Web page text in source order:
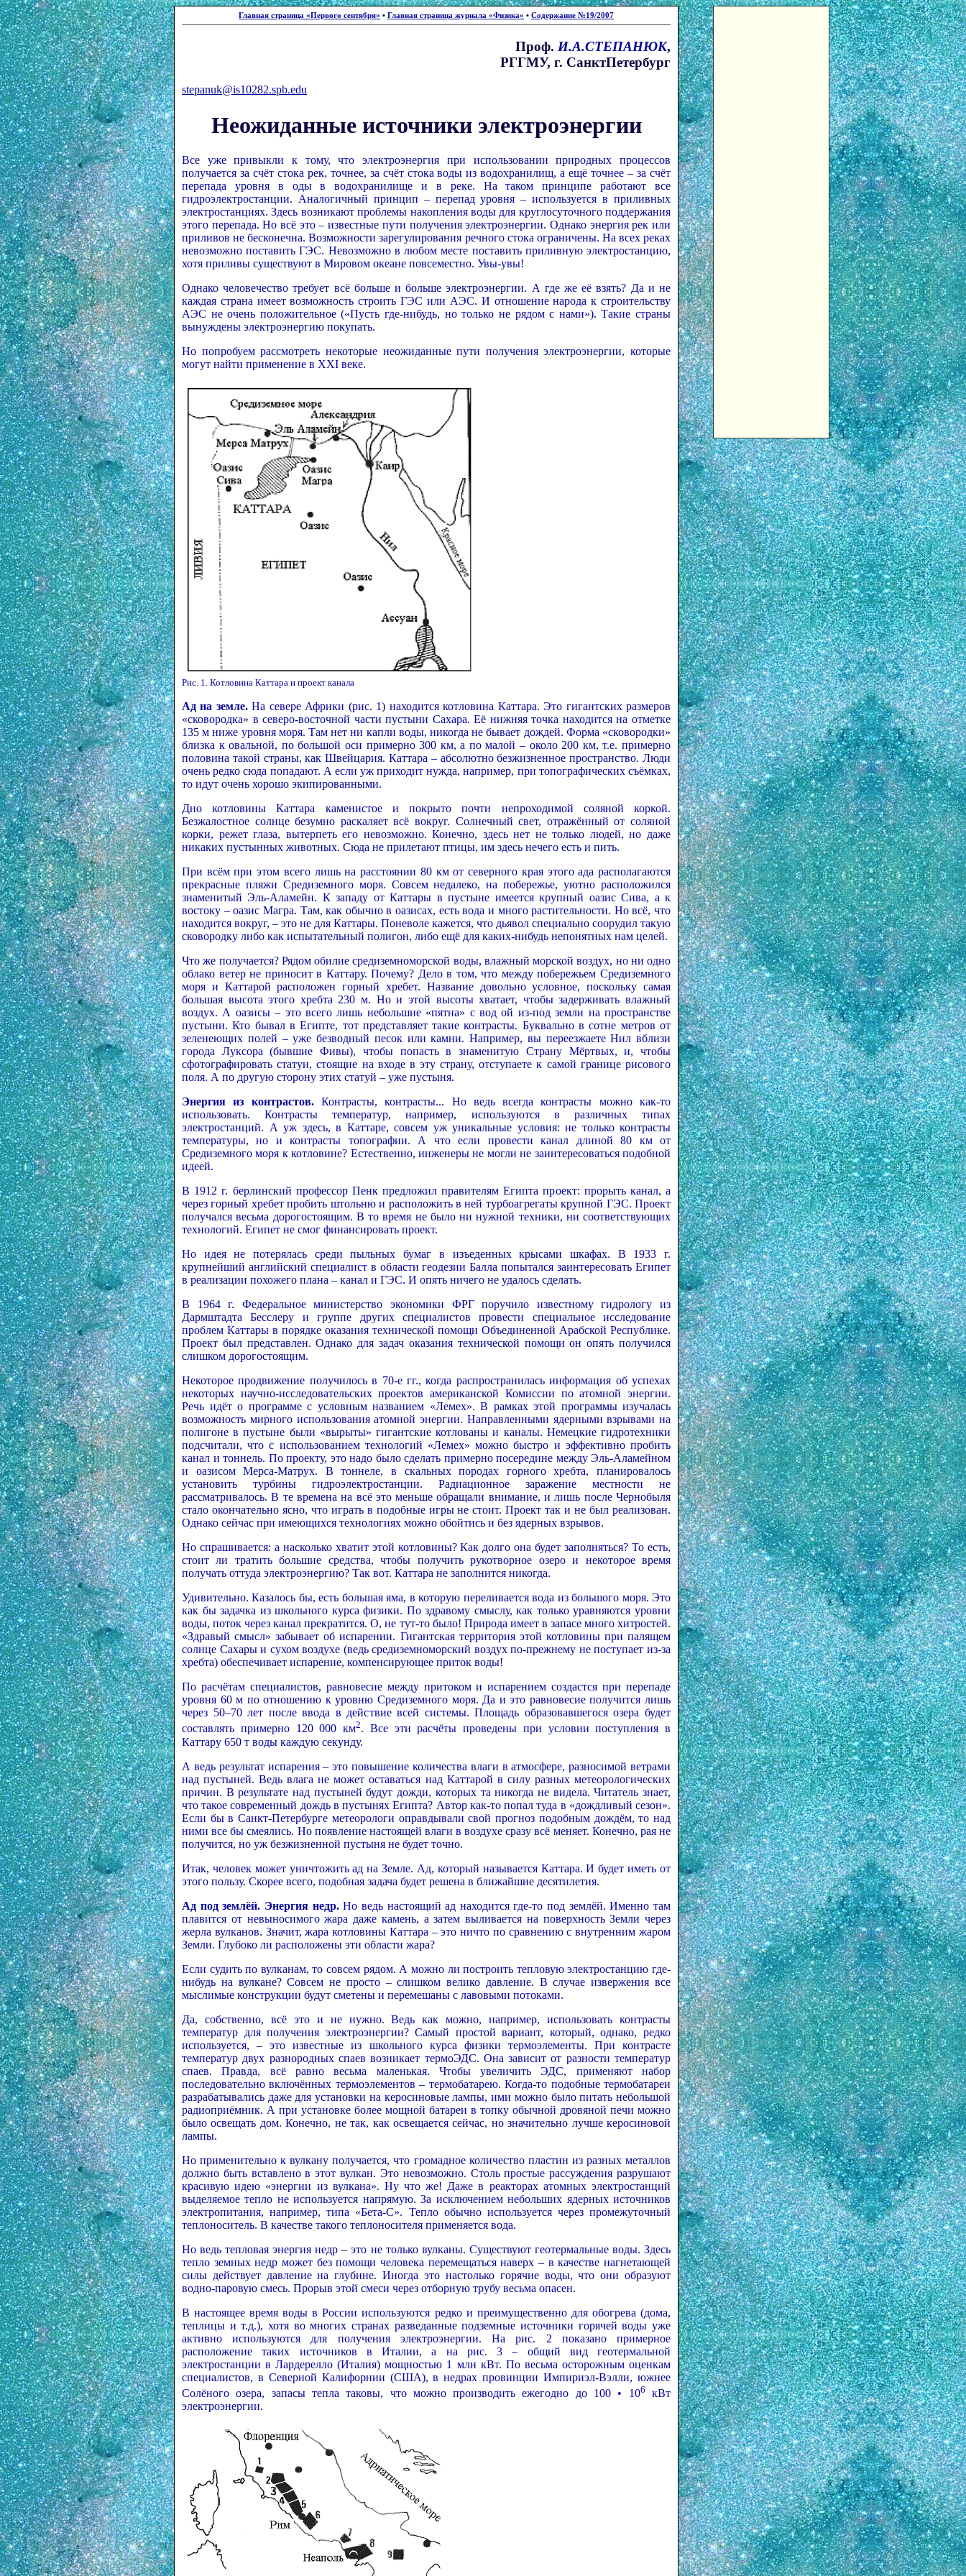
Главная страница «Первого сентября» • Главная страница журнала «Физика» • Содержание №19/2007
Проф. И.А.СТЕПАНЮК,
РГГМУ, г. СанктПетербург
stepanuk@is10282.spb.edu
Неожиданные источники электроэнергии
Все уже привыкли к тому, что электроэнергия при использовании природных процессов
получается за счёт стока рек, точнее, за счёт стока воды из водохранилищ, а ещё точнее – за счёт
перепада уровня в оды в водохранилище и в реке. На таком принципе работают все
гидроэлектростанции. Аналогичный принцип – перепад уровня – используется в приливных
электростанциях. Здесь возникают проблемы накопления воды для круглосуточного поддержания
этого перепада. Но всё это – известные пути получения электроэнергии. Однако энергия рек или
приливов не бесконечна. Возможности зарегулирования речного стока ограничены. На всех реках
невозможно поставить ГЭС. Невозможно в любом месте поставить приливную электростанцию,
хотя приливы существуют в Мировом океане повсеместно. Увы-увы!
Однако человечество требует всё больше и больше электроэнергии. А где же её взять? Да и не
каждая страна имеет возможность строить ГЭС или АЭС. И отношение народа к строительству
АЭС не очень положительное («Пусть где-нибудь, но только не рядом с нами»). Такие страны
вынуждены электроэнергию покупать.
Но попробуем рассмотреть некоторые неожиданные пути получения электроэнергии, которые
могут найти применение в XXI веке.
Рис. 1. Котловина Каттара и проект канала
Ад на земле.На севере Африки (рис. 1) находится котловина Каттара. Это гигантских размеров
«сковородка» в северо-восточной части пустыни Сахара. Её нижняя точка находится на отметке
135 м ниже уровня моря. Там нет ни капли воды, никогда не бывает дождей. Форма «сковородки»
близка к овальной, по большой оси примерно 300 км, а по малой – около 200 км, т.е. примерно
половина такой страны, как Швейцария. Каттара – абсолютно безжизненное пространство. Люди
очень редко сюда попадают. А если уж приходит нужда, например, при топографических съёмках,
то идут очень хорошо экипированными.
Дно котловины Каттара каменистое и покрыто почти непроходимой соляной коркой.
Безжалостное солнце безумно раскаляет всё вокруг. Солнечный свет, отражённый от соляной
корки, режет глаза, вытерпеть его невозможно. Конечно, здесь нет не только людей, но даже
никаких пустынных животных. Сюда не прилетают птицы, им здесь нечего есть и пить.
При всём при этом всего лишь на расстоянии 80 км от северного края этого ада располагаются
прекрасные пляжи Средиземного моря. Совсем недалеко, на побережье, уютно расположился
знаменитый Эль-Аламейн. К западу от Каттары в пустыне имеется крупный оазис Сива, а к
востоку – оазис Магра. Там, как обычно в оазисах, есть вода и много растительности. Но всё, что
находится вокруг, – это не для Каттары. Поневоле кажется, что дьявол специально соорудил такую
сковородку либо как испытательный полигон, либо ещё для каких-нибудь непонятных нам целей.
Что же получается? Рядом обилие средиземноморской воды, влажный морской воздух, но ни одно
облако ветер не приносит в Каттару. Почему? Дело в том, что между побережьем Средиземного
моря и Каттарой расположен горный хребет. Название довольно условное, поскольку самая
большая высота этого хребта 230 м. Но и этой высоты хватает, чтобы задерживать влажный
воздух. А оазисы – это всего лишь небольшие «пятна» с вод ой из-под земли на пространстве
пустыни. Кто бывал в Египте, тот представляет такие контрасты. Буквально в сотне метров от
зеленеющих полей – уже безводный песок или камни. Например, вы переезжаете Нил вблизи
города Луксора (бывшие Фивы), чтобы попасть в знаменитую Страну Мёртвых, и, чтобы
сфотографировать статуи, стоящие на входе в эту страну, отступаете к самой границе рисового
поля. А по другую сторону этих статуй – уже пустыня.
Энергия из контрастов.Контрасты, контрасты... Но ведь всегда контрасты можно как-то
использовать. Контрасты температур, например, используются в различных типах
электростанций. А уж здесь, в Каттаре, совсем уж уникальные условия: не только контрасты
температуры, но и контрасты топографии. А что если провести канал длиной 80 км от
Средиземного моря к котловине? Естественно, инженеры не могли не заинтересоваться подобной
идеей.
В 1912 г. берлинский профессор Пенк предложил правителям Египта проект: прорыть канал, а
через горный хребет пробить штольню и расположить в ней турбоагрегаты крупной ГЭС. Проект
получался весьма дорогостоящим. В то время не было ни нужной техники, ни соответствующих
технологий. Египет не смог финансировать проект.
Но идея не потерялась среди пыльных бумаг в изъеденных крысами шкафах. В 1933 г.
крупнейший английский специалист в области геодезии Балла попытался заинтересовать Египет
в реализации похожего плана – канал и ГЭС. И опять ничего не удалось сделать.
В 1964 г. Федеральное министерство экономики ФРГ поручило известному гидрологу из
Дармштадта Бесслеру и группе других специалистов провести специальное исследование
проблем Каттары в порядке оказания технической помощи Объединенной Арабской Республике.
Проект был представлен. Однако для задач оказания технической помощи он опять получился
слишком дорогостоящим.
Некоторое продвижение получилось в 70-е гг., когда распространилась информация об успехах
некоторых научно-исследовательских проектов американской Комиссии по атомной энергии.
Речь идёт о программе с условным названием «Лемех». В рамках этой программы изучалась
возможность мирного использования атомной энергии. Направленными ядерными взрывами на
полигоне в пустыне были «вырыты» гигантские котлованы и каналы. Немецкие гидротехники
подсчитали, что с использованием технологий «Лемех» можно быстро и эффективно пробить
канал и тоннель. По проекту, это надо было сделать примерно посередине между Эль-Аламейном
и оазисом Мерса-Матрух. В тоннеле, в скальных породах горного хребта, планировалось
установить турбины гидроэлектростанции. Радиационное заражение местности не
рассматривалось. В те времена на всё это меньше обращали внимание, и лишь после Чернобыля
стало окончательно ясно, что играть в подобные игры не стоит. Проект так и не был реализован.
Однако сейчас при имеющихся технологиях можно обойтись и без ядерных взрывов.
Но спрашивается: а насколько хватит этой котловины? Как долго она будет заполняться? То есть,
стоит ли тратить большие средства, чтобы получить рукотворное озеро и некоторое время
получать оттуда электроэнергию? Так вот. Каттара не заполнится никогда.
Удивительно. Казалось бы, есть большая яма, в которую переливается вода из большого моря. Это
как бы задачка из школьного курса физики. По здравому смыслу, как только уравняются уровни
воды, поток через канал прекратится. О, не тут-то было! Природа имеет в запасе много хитростей.
«Здравый смысл» забывает об испарении. Гигантская территория этой котловины при палящем
солнце Сахары и сухом воздухе (ведь средиземноморский воздух по-прежнему не поступает из-за
хребта) обеспечивает испарение, компенсирующее приток воды!
По расчётам специалистов, равновесие между притоком и испарением создастся при перепаде
уровня 60 м по отношению к уровню Средиземного моря. Да и это равновесие получится лишь
через 50–70 лет после ввода в действие всей системы. Площадь образовавшегося озера будет
составлять примерно 120 000 км2. Все эти расчёты проведены при условии поступления в
Каттару 650 т воды каждую секунду.
А ведь результат испарения – это повышение количества влаги в атмосфере, разносимой ветрами
над пустыней. Ведь влага не может оставаться над Каттарой в силу разных метеорологических
причин. В результате над пустыней будут дожди, которых та никогда не видела. Читатель знает,
что такое современный дождь в пустынях Египта? Автор как-то попал туда в «дождливый сезон».
Если бы в Санкт-Петербурге метеорологи оправдывали свой прогноз подобным дождём, то над
ними все бы смеялись. Но появление настоящей влаги в воздухе сразу всё меняет. Конечно, рая не
получится, но уж безжизненной пустыня не будет точно.
Итак, человек может уничтожить ад на Земле. Ад, который называется Каттара. И будет иметь от
этого пользу. Скорее всего, подобная задача будет решена в ближайшие десятилетия.
Ад под землёй. Энергия недр.Но ведь настоящий ад находится где-то под землёй. Именно там
плавится от невыносимого жара даже камень, а затем выливается на поверхность Земли через
жерла вулканов. Значит, жара котловины Каттара – это ничто по сравнению с внутренним жаром
Земли. Глубоко ли расположены эти области жара?
Если судить по вулканам, то совсем рядом. А можно ли построить тепловую электростанцию где-
нибудь на вулкане? Совсем не просто – слишком велико давление. В случае извержения все
мыслимые конструкции будут сметены и перемешаны с лавовыми потоками.
Да, собственно, всё это и не нужно. Ведь как можно, например, использовать контрасты
температур для получения электроэнергии? Самый простой вариант, который, однако, редко
используется, – это известные из школьного курса физики термоэлементы. При контрасте
температур двух разнородных спаев возникает термоЭДС. Она зависит от разности температур
спаев. Правда, всё равно весьма маленькая. Чтобы увеличить ЭДС, применяют набор
последовательно включённых термоэлементов – термобатарею. Когда-то подобные термобатареи
разрабатывались даже для установки на керосиновые лампы, ими можно было питать небольшой
радиоприёмник. А при установке более мощной батареи в топку обычной дровяной печи можно
было освещать дом. Конечно, не так, как освещается сейчас, но значительно лучше керосиновой
лампы.
Но применительно к вулкану получается, что громадное количество пластин из разных металлов
должно быть вставлено в этот вулкан. Это невозможно. Столь простые рассуждения разрушают
красивую идею «энергии из вулкана». Ну что же! Даже в реакторах атомных электростанций
выделяемое тепло не используется напрямую. За исключением небольших ядерных источников
электропитания, например, типа «Бета-С». Тепло обычно используется через промежуточный
теплоноситель. В качестве такого теплоносителя применяется вода.
Но ведь тепловая энергия недр – это не только вулканы. Существуют геотермальные воды. Здесь
тепло земных недр может без помощи человека перемещаться наверх – в качестве нагнетающей
силы действует давление на глубине. Иногда это настолько горячие воды, что они образуют
водно-паровую смесь. Прорыв этой смеси через отборную трубу весьма опасен.
В настоящее время воды в России используются редко и преимущественно для обогрева (дома,
теплицы и т.д.), хотя во многих странах разведанные подземные источники горячей воды уже
активно используются для получения электроэнергии. На рис. 2 показано примерное
расположение таких источников в Италии, а на рис. 3 – общий вид геотермальной
электростанции в Лардерелло (Италия) мощностью 1 млн кВт. По весьма осторожным оценкам
специалистов, в Северной Калифорнии (США), в недрах провинции Импириэл-Вэлли, южнее
Солёного озера, запасы тепла таковы, что можно производить ежегодно до 100 • 106
кВт
электроэнергии.